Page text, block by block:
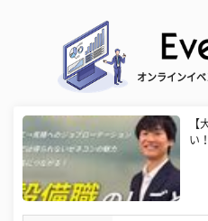
オンラインイ
【
い